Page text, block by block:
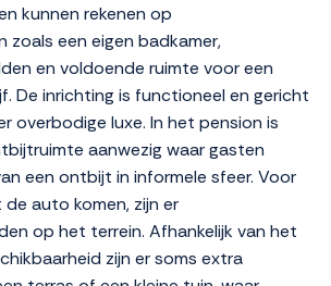
kunnen rekenen op
zoals een eigen badkamer,
en voldoende ruimte voor een
De inrichting is functioneel en gericht
overbodige luxe. In het pension is
aanwezig waar gasten
een ontbijt in informele sfeer. Voor
auto komen, zijn er
op het terrein. Afhankelijk van het
zijn er soms extra